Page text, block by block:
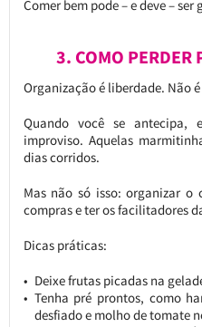
Comer bem pode – e deve – ser
3. COMO PERDER
Organização é liberdade. Não
Quando você se antecipa,
improviso. Aquelas
dias corridos.
Mas não só isso: organizar
compras e ter os facilitadores
Dicas práticas:
Deixe frutas picadas na
Tenha pré prontos, como
desfiado e molho de tomate